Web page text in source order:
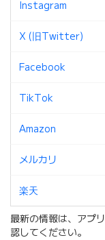
Instagram
X (旧Twitter)
Facebook
TikTok
Amazon
メルカリ
楽天
最新の情報は、アプ
認してください。